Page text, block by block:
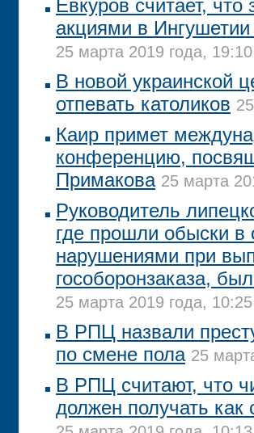
Евкуров считает,
акциями в Ингушетии
25 марта 2019 года, 19:10
В новой украинской
отпевать католиков
Каир примет
конференцию,
Примакова 25 марта
Руководитель
где прошли обыски в
нарушениями при
гособоронзаказа,
25 марта 2019 года, 10:25
В РПЦ назвали
по смене пола 25
В РПЦ считают, что
должен получать как